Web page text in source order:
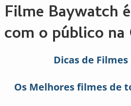
Filme Baywatch
com o público na
Dicas de
Os Melhores filmes de